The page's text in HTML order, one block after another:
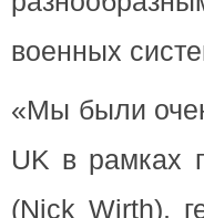
военных
«Мы были
UK в рамках
(Nick Wirth),